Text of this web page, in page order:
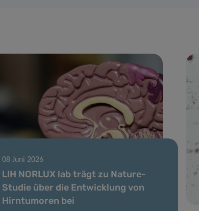
08 Juni 2026
LIH NORLUX lab trägt zu Nature-
Studie über die Entwicklung von
Hirntumoren bei